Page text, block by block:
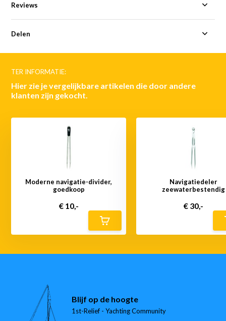
Reviews
Delen
TER INFORMATIE:
Hier zie je vergelijkbare artikelen die door andere
klanten zijn gekocht.
Moderne navigatie-divider,
goedkoop
€ 10,-
Navigatiedeler
zeewaterbestendig
€ 30,-
Blijf op de hoogte
1st-Relief - Yachting Community